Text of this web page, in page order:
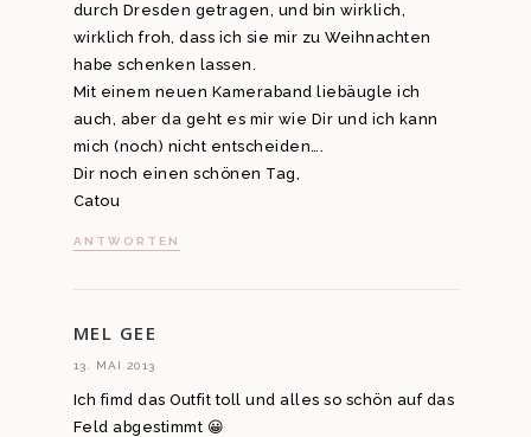
durch Dresden getragen, und bin wirklich,
wirklich froh, dass ich sie mir zu Weihnachten
habe schenken lassen.
Mit einem neuen Kameraband liebäugle ich
auch, aber da geht es mir wie Dir und ich kann
mich (noch) nicht entscheiden….
Dir noch einen schönen Tag,
Catou
ANTWORTEN
MEL GEE
13. MAI 2013
Ich fimd das Outfit toll und alles so schön auf das
Feld abgestimmt 😀